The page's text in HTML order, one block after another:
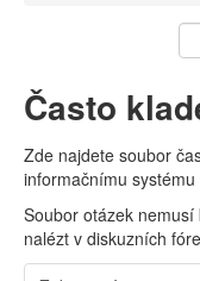
Často
Zde najdete soubor
informačnímu systému
Soubor otázek
nalézt v diskuzních